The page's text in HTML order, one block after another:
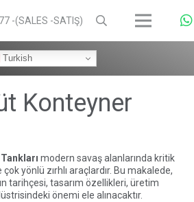
-(SALES -SATIŞ)
Turkish
Konteyner
modern savaş alanlarında kritik
yönlü zırhlı araçlardır. Bu makalede,
tarihçesi, tasarım özellikleri, üretim
önemi ele alınacaktır.